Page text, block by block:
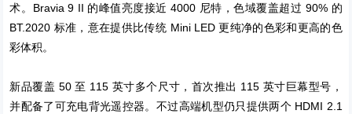
术。Bravia 9 II 的峰值亮度接近 4000 尼特，色域覆盖超过 90% 的
BT.2020 标准，意在提供比传统 Mini LED 更纯净的色彩和更高的色
彩体积。
新品覆盖 50 至 115 英寸多个尺寸，首次推出 115 英寸巨幕型号，
并配备了可充电背光遥控器。不过高端机型仍只提供两个 HDMI 2.1